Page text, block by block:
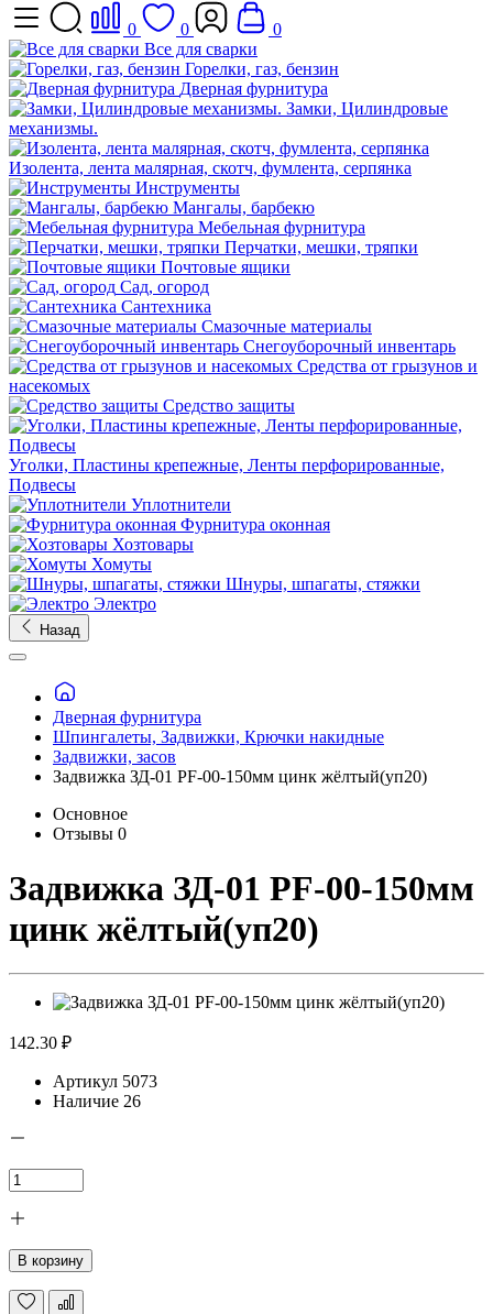
0 0
0
Все для сварки
Горелки, газ, бензин
Дверная фурнитура
Замки, Цилиндровые
механизмы.
Изолента, лента малярная, скотч, фумлента, серпянка
Инструменты
Мангалы, барбекю
Мебельная фурнитура
Перчатки, мешки, тряпки
Почтовые ящики
Сад, огород
Сантехника
Смазочные материалы
Снегоуборочный инвентарь
Средства от грызунов и
насекомых
Средство защиты
Уголки, Пластины крепежные, Ленты перфорированные,
Подвесы
Уплотнители
Фурнитура оконная
Хозтовары
Хомуты
Шнуры, шпагаты, стяжки
Электро
Назад
Дверная фурнитура
Шпингалеты, Задвижки, Крючки накидные
Задвижки, засов
Задвижка ЗД-01 PF-00-150мм цинк жёлтый(уп20)
Основное
Отзывы 0
Задвижка ЗД-01 PF-00-150мм
цинк жёлтый(уп20)
142.30 ₽
Артикул 5073
Наличие 26
В корзину